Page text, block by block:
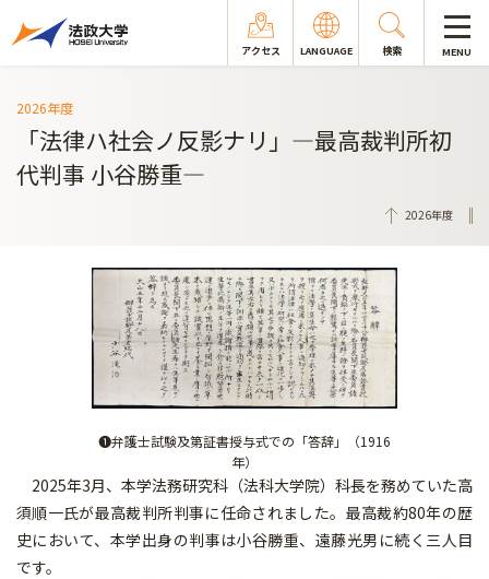
アクセス LANGUAGE 検索 MENU
2026年度
「法律ハ社会ノ反影ナリ」―最高裁判所初
代判事 小谷勝重―
2026年度
2025年3月、本学法務研究科（法科大学院）科長を務めていた高
須順一氏が最高裁判所判事に任命されました。最高裁約80年の歴
史において、本学出身の判事は小谷勝重、遠藤光男に続く三人目
です。
❶弁護士試験及第証書授与式での「答辞」（1916
年）